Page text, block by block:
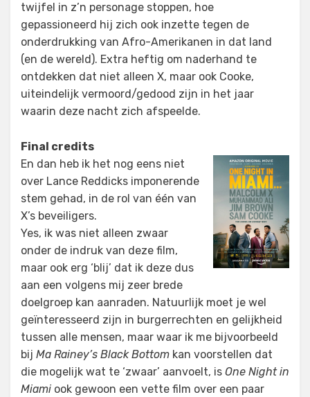
twijfel in z’n personage stoppen, hoe
gepassioneerd hij zich ook inzette tegen de
onderdrukking van Afro-Amerikanen in dat land
(en de wereld). Extra heftig om naderhand te
ontdekken dat niet alleen X, maar ook Cooke,
uiteindelijk vermoord/gedood zijn in het jaar
waarin deze nacht zich afspeelde.
Final credits
En dan heb ik het nog eens niet
over Lance Reddicks imponerende
stem gehad, in de rol van één van
X’s beveiligers.
Yes, ik was niet alleen zwaar
onder de indruk van deze film,
maar ook erg ‘blij’ dat ik deze dus
aan een volgens mij zeer brede
doelgroep kan aanraden. Natuurlijk moet je wel
geïnteresseerd zijn in burgerrechten en gelijkheid
tussen alle mensen, maar waar ik me bijvoorbeeld
bij Ma Rainey’s Black Bottom kan voorstellen dat
die mogelijk wat te ‘zwaar’ aanvoelt, is One Night in
Miami ook gewoon een vette film over een paar